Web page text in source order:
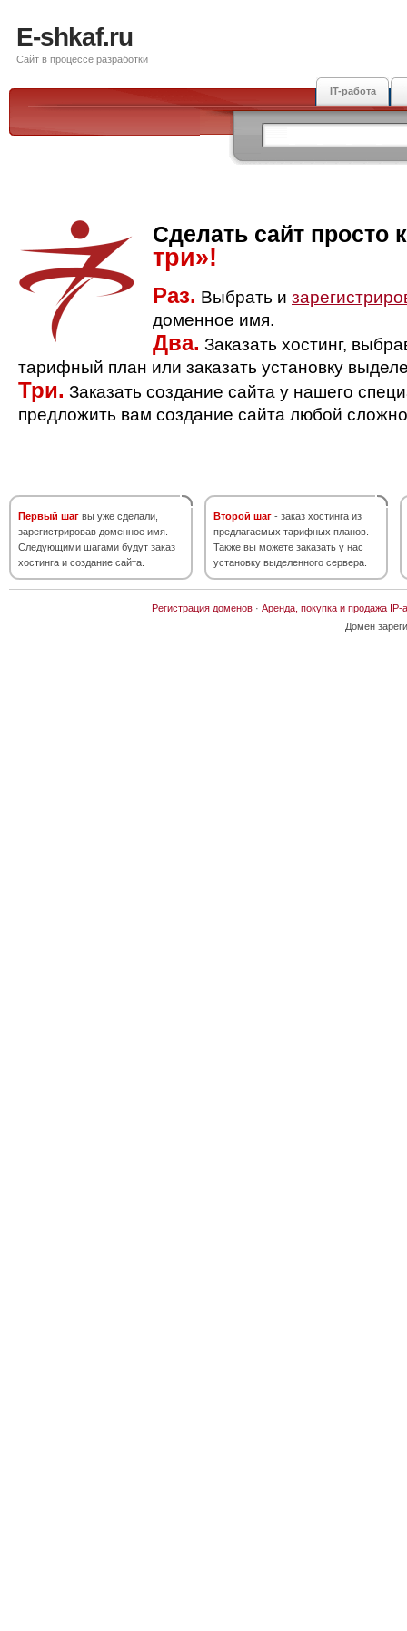
E-shkaf.ru
Сайт в процессе разработки
IT-работа
Сделать сайт просто
три»!
Раз. Выбрать и
доменное имя.
Два. Заказать хостинг,
тарифный план или заказать установку
Три. Заказать создание сайта у нашего
предложить вам создание сайта любой
Первый шаг вы уже сделали,
зарегистрировав доменное имя.
Следующими шагами будут заказ
хостинга и создание сайта.
Второй шаг - заказ хостинга из
предлагаемых тарифных планов.
Также вы можете заказать у нас
установку выделенного сервера.
Регистрация доменов· Аренда, покупка и продажа IP-
Домен